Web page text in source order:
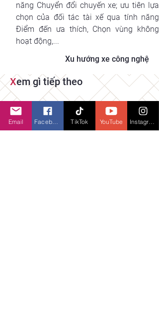
năng Chuyển đổi chuyến xe; ưu tiên lựa
chọn của đối tác tài xế qua tính năng
Điểm đến ưa thích, Chọn vùng không
hoạt động,...
Xu hướng xe công nghệ
Xem gì tiếp theo
Email TikTok YouTube